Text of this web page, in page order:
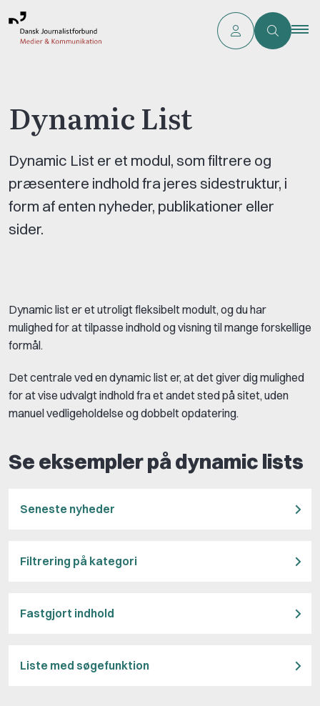
Dynamic List
Dynamic List er et modul, som filtrere og
præsentere indhold fra jeres sidestruktur, i
form af enten nyheder, publikationer eller
sider.
Dynamic list er et utroligt fleksibelt modult, og du har
mulighed for at tilpasse indhold og visning til mange forskellige
formål.
Det centrale ved en dynamic list er, at det giver dig mulighed
for at vise udvalgt indhold fra et andet sted på sitet, uden
manuel vedligeholdelse og dobbelt opdatering.
Se eksempler på dynamic lists
Seneste nyheder
Filtrering på kategori
Fastgjort indhold
Liste med søgefunktion